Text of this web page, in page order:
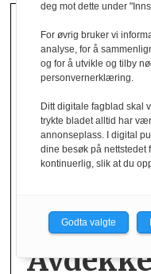
deg mot dette under
For øvrig bruker vi
analyse, for å
og for å utvikle og tilby
personvernerklæring.
Ditt digitale fagblad skal
trykte bladet alltid har
annonseplass. I digital
dine besøk på nettstedet
kontinuerlig, slik at du
Godta valgte